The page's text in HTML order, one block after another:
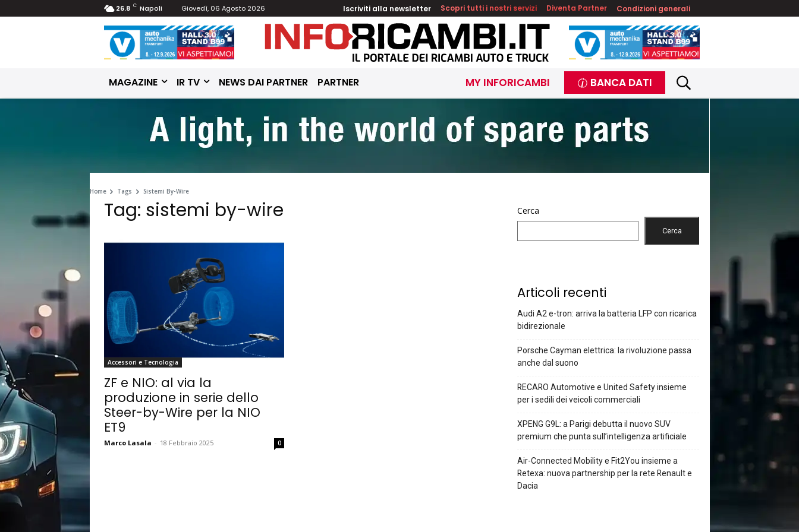
26.8 C Napoli Giovedì, 06 Agosto 2026 Iscriviti alla newsletter Scopri tutti i nostri servizi Diventa Partner Condizioni generali
MAGAZINE IR TV NEWS DAI PARTNER PARTNER MY INFORICAMBI BANCA DATI
Home Tags Sistemi By-Wire
Tag: sistemi by-wire
Accessori e Tecnologia
ZF e NIO: al via la
produzione in serie dello
Steer-by-Wire per la NIO
ET9
Marco Lasala - 18 Febbraio 2025 0
Cerca
Cerca
Articoli recenti
Audi A2 e-tron: arriva la batteria LFP con ricarica
bidirezionale
Porsche Cayman elettrica: la rivoluzione passa
anche dal suono
RECARO Automotive e United Safety insieme
per i sedili dei veicoli commerciali
XPENG G9L: a Parigi debutta il nuovo SUV
premium che punta sull’intelligenza artificiale
Air-Connected Mobility e Fit2You insieme a
Retexa: nuova partnership per la rete Renault e
Dacia